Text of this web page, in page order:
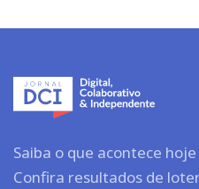
Saiba o que acontece
Confira resultados de